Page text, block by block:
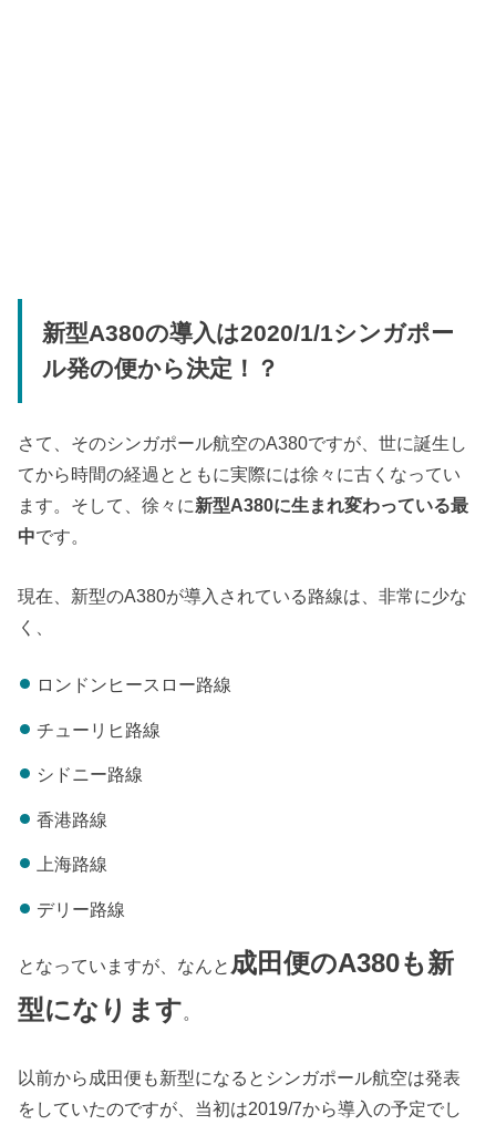
新型A380の導入は2020/1/1シンガポー
ル発の便から決定！？
さて、そのシンガポール航空のA380ですが、世に誕生し
てから時間の経過とともに実際には徐々に古くなってい
ます。そして、徐々に新型A380に生まれ変わっている最
中です。
現在、新型のA380が導入されている路線は、非常に少な
く、
ロンドンヒースロー路線
チューリヒ路線
シドニー路線
香港路線
上海路線
デリー路線
となっていますが、なんと 成田便のA380も新
型になります。
以前から成田便も新型になるとシンガポール航空は発表
をしていたのですが、当初は2019/7から導入の予定でし